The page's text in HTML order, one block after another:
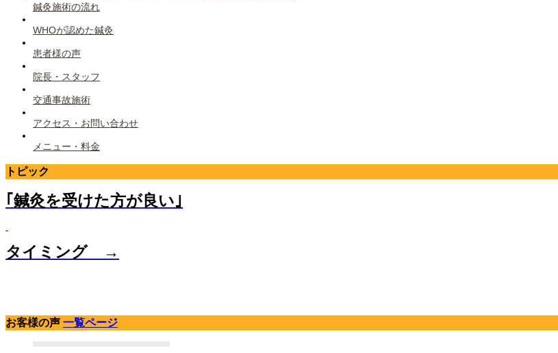
鍼灸施術の流れ
WHOが認めた鍼灸
患者様の声
院長・スタッフ
交通事故施術
アクセス・お問い合わせ
メニュー・料金
トピック
｢鍼灸を受けた方が良い｣
タイミング →
お客様の声 一覧ページ